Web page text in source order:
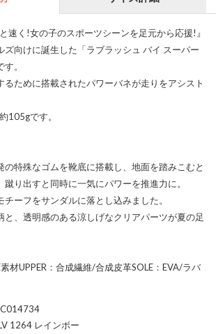
速く!女の子のスポーツシーンを足元から応援!』
ズ向けに誕生した「ラブラッシュ バイ スーパー
。
るために搭載されたパワーバネが走りをアシスト
105gです。
の特殊なゴムを靴底に搭載し、地面を踏みこむと
蹴り出すと同時に一気にパワーを推進力に。
チーフをサンダルに落とし込みました。
と、透明感のある涼しげなクリアパーツが夏の足
材UPPER：合成繊維/合成皮革SOLE：EVA/ラバ
1264 レインボー